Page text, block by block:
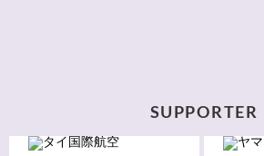
SUPPORTER